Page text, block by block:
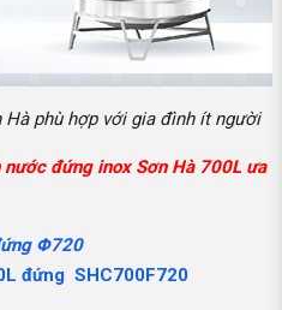
Hà phù hợp với gia đình ít người
nước đứng inox Sơn Hà 700L ưa
Φ720
đứng SHC700F720